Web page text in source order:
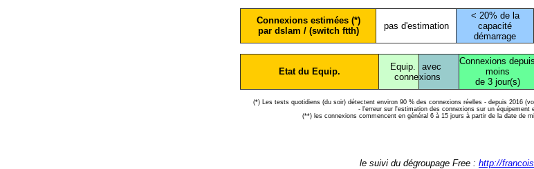
Connexions estimées (*)
par dslam / (switch ftth)
pas d'estimation
< 20% de la
capacité
démarrage
Etat du Equip.
Equip.
conne
avec
xions
Connexions depuis
moins
de 3 jour(s)
(*) Les tests quotidiens (du soir) détectent environ 90 % des connexions réelles - depuis 2016
- l'erreur sur l'estimation des connexions sur un équipement
(**) les connexions commencent en général 6 à 15 jours à partir de la date de
le suivi du dégroupage Free : http://